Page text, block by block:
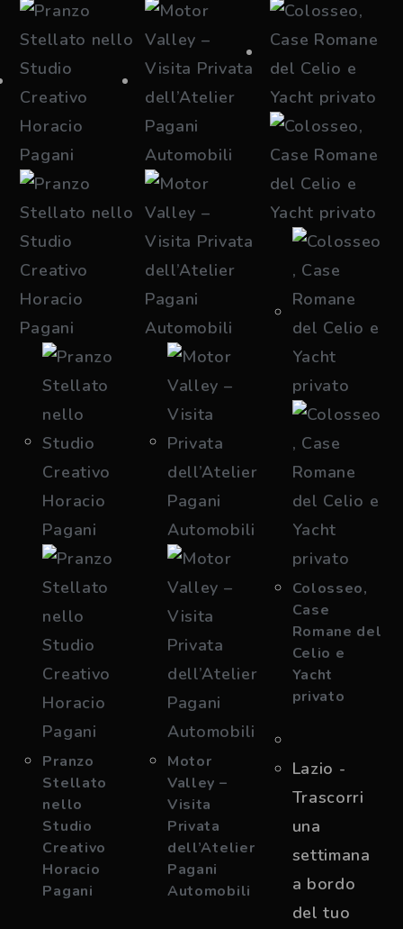
Pranzo
Stellato
nello
Studio
Creativo
Horacio
Pagani
Motor
Valley –
Visita
Privata
dell’Atelier
Pagani
Automobili
Colosseo,
Case
Romane del
Celio e
Yacht
privato
Lazio -
Trascorri
una
settimana
a bordo
del tuo